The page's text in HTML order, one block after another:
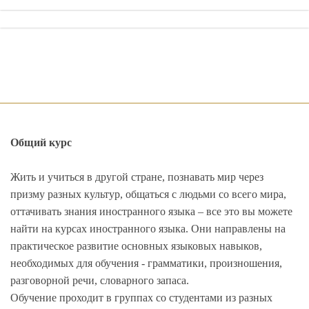
Общий курс
Жить и учиться в другой стране, познавать мир через
призму разных культур, общаться с людьми со всего мира,
оттачивать знания иностранного языка – все это вы можете
найти на курсах иностранного языка. Они направлены на
практическое развитие основных языковых навыков,
необходимых для обучения - грамматики, произношения,
разговорной речи, словарного запаса.
Обучение проходит в группах со студентами из разных